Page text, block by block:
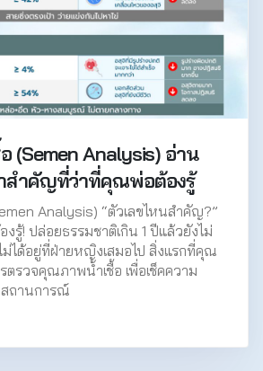
(Semen Analysis) อ่าน
าสำคัญที่ว่าที่คุณพ่อต้องรู้
Analysis) “ตัวเลขไหนสำคัญ?”
รู้! ปล่อยธรรมชาติเกิน 1 ปีแล้วยังไม่
ได้อยู่ที่ฝ่ายหญิงเสมอไป สิ่งแรกที่คุณ
ตรวจคุณภาพน้ำเชื้อ เพื่อเช็คความ
ถานการณ์